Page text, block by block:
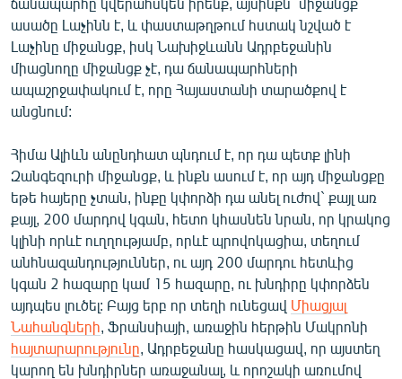
ասածը Լաչինն է, և փաստաթղթում հստակ նշված է
Լաչինը միջանցք, իսկ Նախիջևանն Ադրբեջանին
միացնողը միջանցք չէ, դա ճանապարհների
ապաշրջափակում է, որը Հայաստանի տարածքով է
անցնում:
Հիմա Ալիևն անընդհատ պնդում է, որ դա պետք լինի
Զանգեզուրի միջանցք, և ինքն ասում է, որ այդ միջանցքը
եթե հայերը չտան, ինքը կփորձի դա անել ուժով` քայլ առ
քայլ, 200 մարդով կգան, հետո կհասնեն նրան, որ կրակոց
կլինի որևէ ուղղությամբ, որևէ պրովոկացիա, տեղում
անհնազանդություններ, ու այդ 200 մարդու հետևից
կգան 2 հազարը կամ 15 հազարը, ու խնդիրը կփորձեն
այդպես լուծել: Բայց երբ որ տեղի ունեցավ Միացյալ
Նահանգների , Ֆրանսիայի, առաջին հերթին Մակրոնի
հայտարարությունը , Ադրբեջանը հասկացավ, որ այստեղ
կարող են խնդիրներ առաջանալ, և որոշակի առումով